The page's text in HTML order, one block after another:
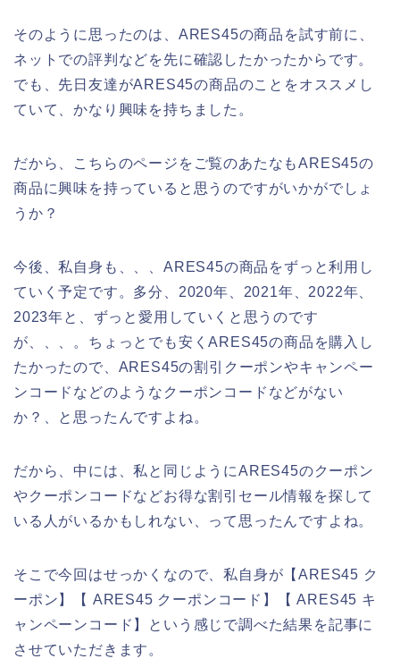
そのように思ったのは、ARES45の商品を試す前に、
ネットでの評判などを先に確認したかったからです。
でも、先日友達がARES45の商品のことをオススメし
ていて、かなり興味を持ちました。
だから、こちらのページをご覧のあたなもARES45の
商品に興味を持っていると思うのですがいかがでしょ
うか？
今後、私自身も、、、ARES45の商品をずっと利用し
ていく予定です。多分、2020年、2021年、2022年、
2023年と、ずっと愛用していくと思うのです
が、、、。ちょっとでも安くARES45の商品を購入し
たかったので、ARES45の割引クーポンやキャンペー
ンコードなどのようなクーポンコードなどがない
か？、と思ったんですよね。
だから、中には、私と同じようにARES45のクーポン
やクーポンコードなどお得な割引セール情報を探して
いる人がいるかもしれない、って思ったんですよね。
そこで今回はせっかくなので、私自身が【ARES45 ク
ーポン】【 ARES45 クーポンコード】【 ARES45 キ
ャンペーンコード】という感じで調べた結果を記事に
させていただきます。